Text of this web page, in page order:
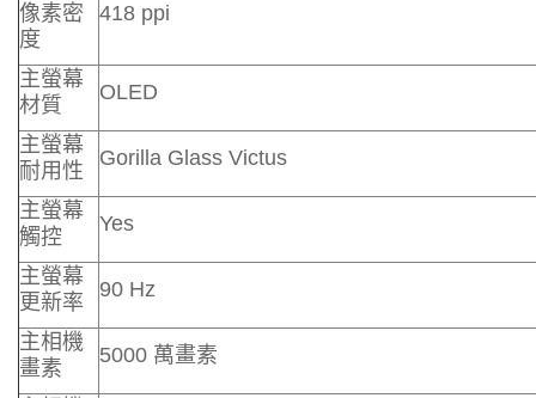
像素密
度
418 ppi
主螢幕
材質
OLED
主螢幕
耐用性
Gorilla Glass Victus
主螢幕
觸控
Yes
主螢幕
更新率
90 Hz
主相機
畫素
5000 萬畫素